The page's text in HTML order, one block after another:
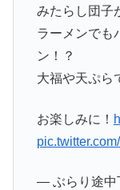
みたらし団子
ラーメンでも
ン！？
大福や天ぷら
お楽しみに！
— ぶらり途中